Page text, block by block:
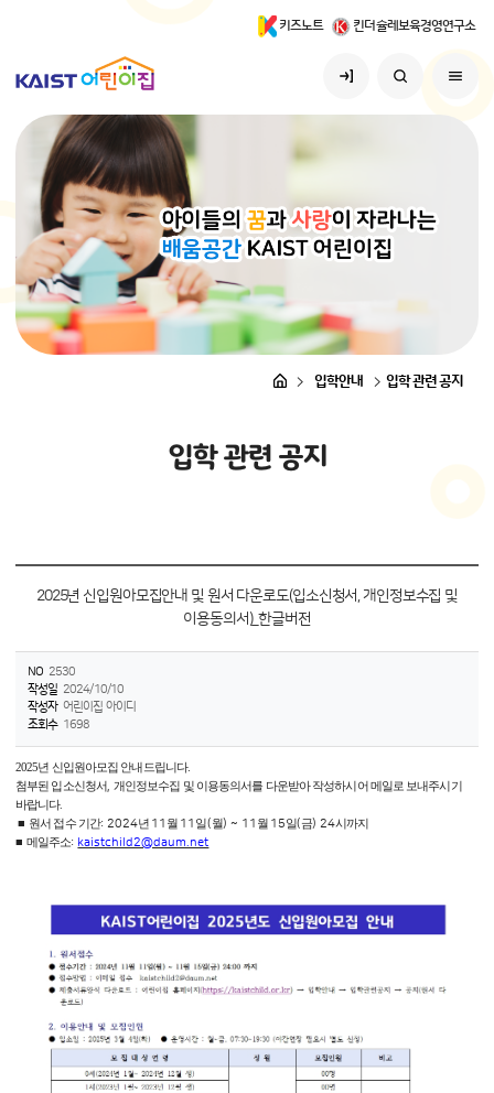
키즈노트 킨더슐레보육경영연구소
입학안내 입학 관련 공지
입학 관련 공지
2025년 신입원아모집안내 및 원서 다운로도(입소신청서, 개인정보수집 및
이용동의서)_한글버전
NO 2530
작성일 2024/10/10
작성자 어린이집 아이디
조회수 1698
2025년 신입원아모집 안내드립니다.
첨부된 입소신청서, 개인정보수집 및 이용동의서를 다운받아 작성하시어 메일로 보내주시기
바랍니다.
■ 원서 접수 기간: 2024년 11 월 11 일(월) ~ 11 월 15일(금) 24시까지
■ 메일주소: kaistchild2@daum.net